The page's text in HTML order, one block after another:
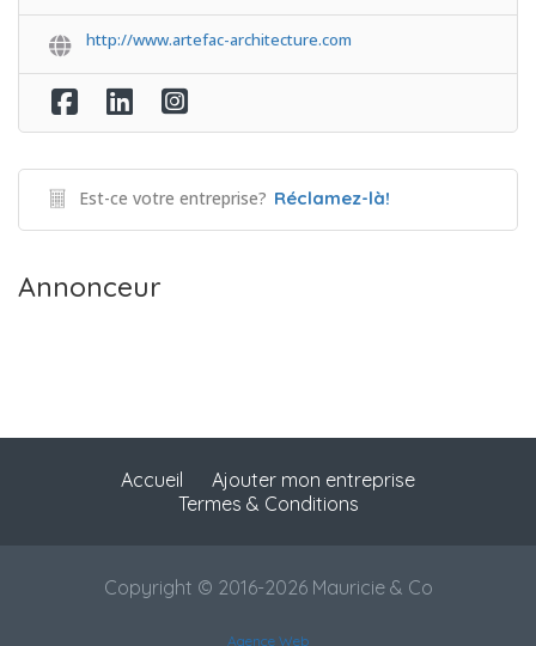
http://www.artefac-architecture.com
Est-ce votre entreprise? Réclamez-là!
Annonceur
Accueil
Ajouter mon entreprise
Termes & Conditions
Copyright © 2016-2026 Mauricie & Co
Agence Web